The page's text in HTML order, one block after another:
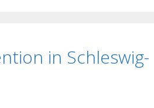
in Schleswig-